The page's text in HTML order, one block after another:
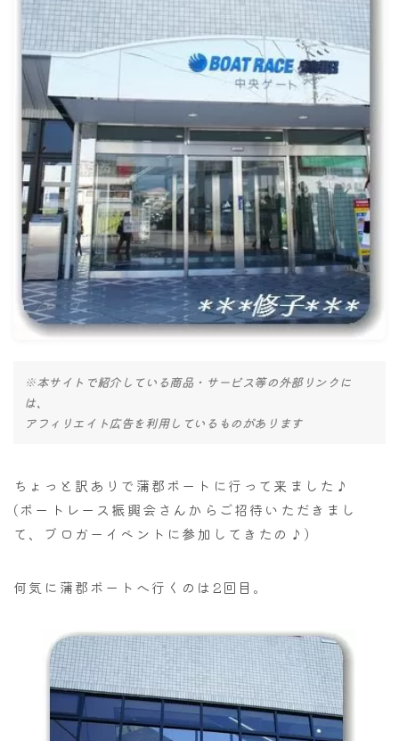
※本サイトで紹介している商品・サービス等の外部リンクに
は、
アフィリエイト広告を利用しているものがあります
ちょっと訳ありで蒲郡ボートに行って来ました♪
(ボートレース振興会さんからご招待いただきまし
て、ブロガーイベントに参加してきたの♪)
何気に蒲郡ボートへ行くのは2回目。